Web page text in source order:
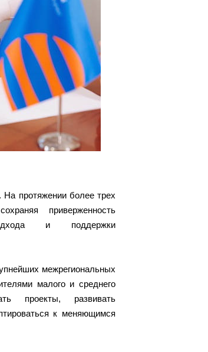
протяжении более трех
приверженность
и поддержки
межрегиональных
малого и среднего
проекты, развивать
к меняющимся